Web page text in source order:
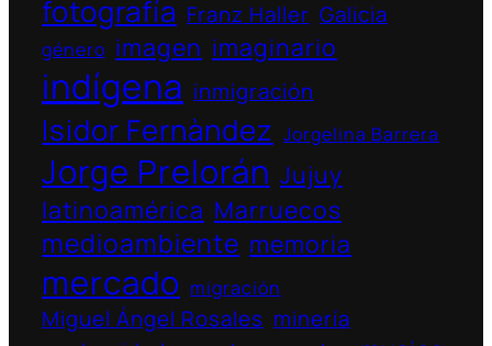
fotografía Franz Haller Galicia
género imagen imaginario
indígena inmigración
Isidor Fernàndez Jorgelina Barrera
Jorge Prelorán Jujuy
latinoamérica Marruecos
medioambiente memoria
mercado migración
Miguel Ángel Rosales minería